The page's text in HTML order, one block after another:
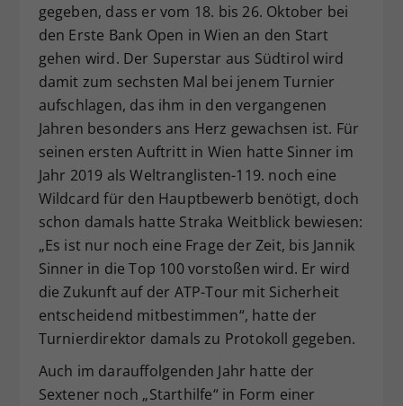
gegeben, dass er vom 18. bis 26. Oktober bei
den Erste Bank Open in Wien an den Start
gehen wird. Der Superstar aus Südtirol wird
damit zum sechsten Mal bei jenem Turnier
aufschlagen, das ihm in den vergangenen
Jahren besonders ans Herz gewachsen ist. Für
seinen ersten Auftritt in Wien hatte Sinner im
Jahr 2019 als Weltranglisten-119. noch eine
Wildcard für den Hauptbewerb benötigt, doch
schon damals hatte Straka Weitblick bewiesen:
„Es ist nur noch eine Frage der Zeit, bis Jannik
Sinner in die Top 100 vorstoßen wird. Er wird
die Zukunft auf der ATP-Tour mit Sicherheit
entscheidend mitbestimmen“, hatte der
Turnierdirektor damals zu Protokoll gegeben.
Auch im darauffolgenden Jahr hatte der
Sextener noch „Starthilfe“ in Form einer